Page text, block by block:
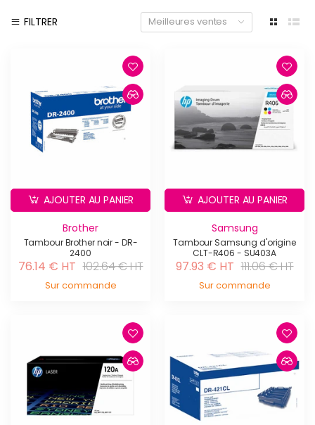
FILTRER Meilleures ventes
Brother
Tambour Brother noir - DR-
2400
76.14 € HT 102.64 € HT
Sur commande
AJOUTER AU PANIER
Samsung
Tambour Samsung d'origine
CLT-R406 - SU403A
97.93 € HT 111.06 € HT
Sur commande
AJOUTER AU PANIER